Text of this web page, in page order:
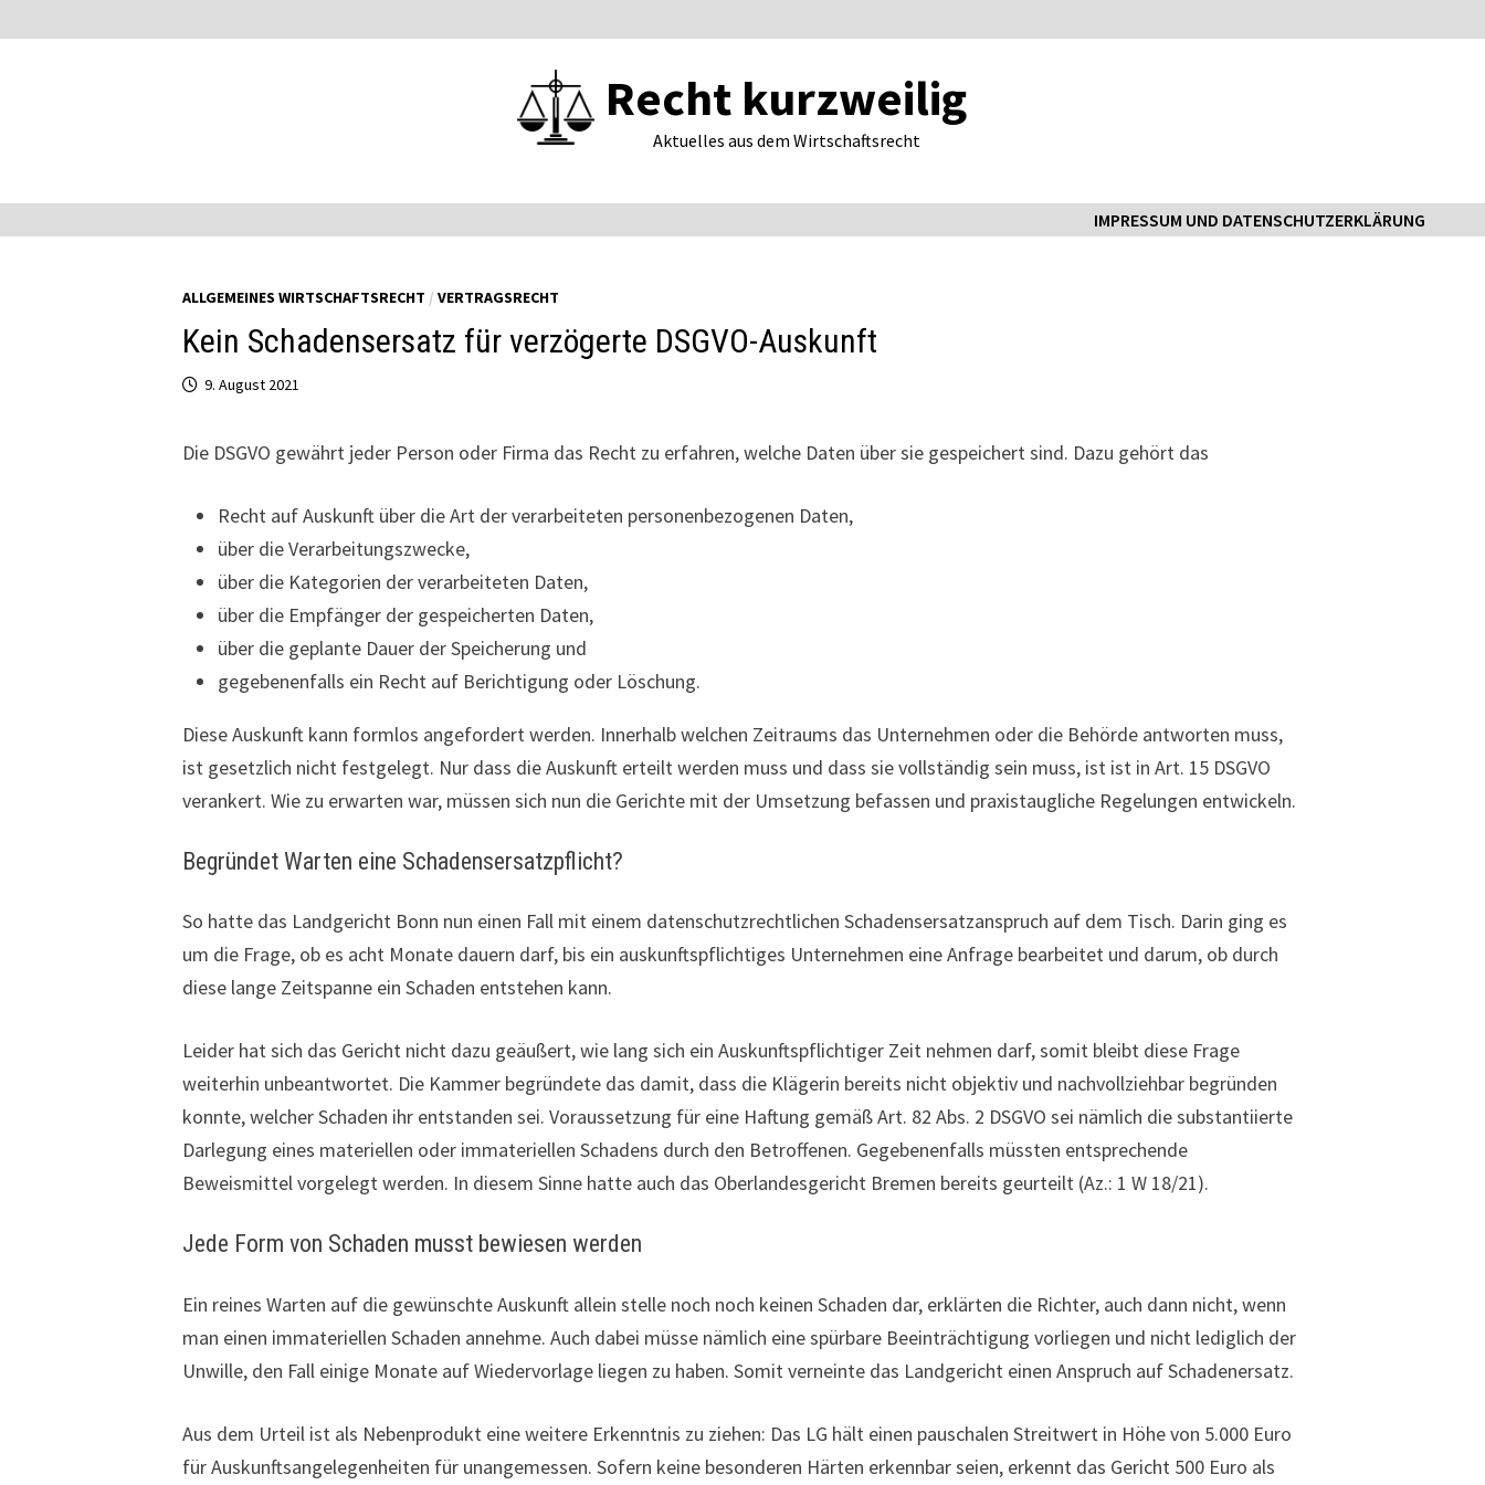
Inhalt
Recht kurzweilig
Aktuelles aus dem Wirtschaftsrecht
IMPRESSUM UND DATENSCHUTZERKLÄRUNG
ALLGEMEINES WIRTSCHAFTSRECHT /VERTRAGSRECHT
Kein Schadensersatz für verzögerte DSGVO-Auskunft
9. August 2021
Die DSGVO gewährt jeder Person oder Firma das Recht zu erfahren, welche Daten über sie gespeichert sind. Dazu gehört das
Recht auf Auskunft über die Art der verarbeiteten personenbezogenen Daten,
über die Verarbeitungszwecke,
über die Kategorien der verarbeiteten Daten,
über die Empfänger der gespeicherten Daten,
über die geplante Dauer der Speicherung und
gegebenenfalls ein Recht auf Berichtigung oder Löschung.
Diese Auskunft kann formlos angefordert werden. Innerhalb welchen Zeitraums das Unternehmen oder die Behörde antworten muss,
ist gesetzlich nicht festgelegt. Nur dass die Auskunft erteilt werden muss und dass sie vollständig sein muss, ist ist in Art. 15 DSGVO
verankert. Wie zu erwarten war, müssen sich nun die Gerichte mit der Umsetzung befassen und praxistaugliche Regelungen entwickeln.
Begründet Warten eine Schadensersatzpflicht?
So hatte das Landgericht Bonn nun einen Fall mit einem datenschutzrechtlichen Schadensersatzanspruch auf dem Tisch. Darin ging es
um die Frage, ob es acht Monate dauern darf, bis ein auskunftspflichtiges Unternehmen eine Anfrage bearbeitet und darum, ob durch
diese lange Zeitspanne ein Schaden entstehen kann.
Leider hat sich das Gericht nicht dazu geäußert, wie lang sich ein Auskunftspflichtiger Zeit nehmen darf, somit bleibt diese Frage
weiterhin unbeantwortet. Die Kammer begründete das damit, dass die Klägerin bereits nicht objektiv und nachvollziehbar begründen
konnte, welcher Schaden ihr entstanden sei. Voraussetzung für eine Haftung gemäß Art. 82 Abs. 2 DSGVO sei nämlich die substantiierte
Darlegung eines materiellen oder immateriellen Schadens durch den Betroffenen. Gegebenenfalls müssten entsprechende
Beweismittel vorgelegt werden. In diesem Sinne hatte auch das Oberlandesgericht Bremen bereits geurteilt (Az.: 1 W 18/21).
Jede Form von Schaden musst bewiesen werden
Ein reines Warten auf die gewünschte Auskunft allein stelle noch noch keinen Schaden dar, erklärten die Richter, auch dann nicht, wenn
man einen immateriellen Schaden annehme. Auch dabei müsse nämlich eine spürbare Beeinträchtigung vorliegen und nicht lediglich der
Unwille, den Fall einige Monate auf Wiedervorlage liegen zu haben. Somit verneinte das Landgericht einen Anspruch auf Schadenersatz.
Aus dem Urteil ist als Nebenprodukt eine weitere Erkenntnis zu ziehen: Das LG hält einen pauschalen Streitwert in Höhe von 5.000 Euro
für Auskunftsangelegenheiten für unangemessen. Sofern keine besonderen Härten erkennbar seien, erkennt das Gericht 500 Euro als